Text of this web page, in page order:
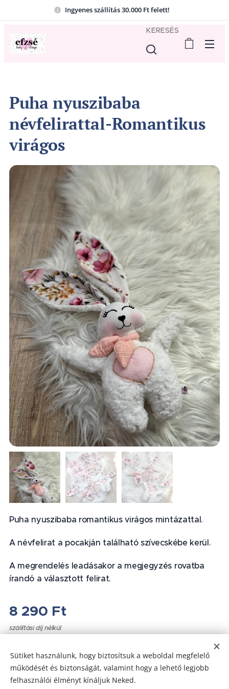
Ingyenes szállítás 30.000 Ft felett!
KERESÉS
Puha nyuszibaba
névfelirattal-Romantikus
virágos
Puha nyuszibaba romantikus virágos mintázattal.
A névfelirat a pocakján található szívecskébe kerül.
A megrendelés leadásakor a megjegyzés rovatba
írandó a választott felirat.
8 290 Ft
szállítási díj nélkül
Sütiket használunk, hogy biztosítsuk a weboldal megfelelő
működését és biztonságát, valamint hogy a lehető legjobb
felhasználói élményt kínáljuk Neked.